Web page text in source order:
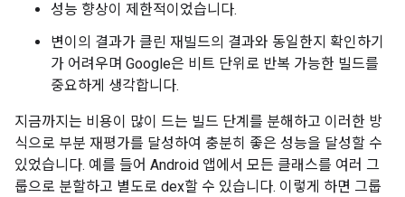
성능 향상이 제한적이었습니다.
변이의 결과가 클린 재빌드의 결과와 동일한지 확인하기
가 어려우며 Google은 비트 단위로 반복 가능한 빌드를
중요하게 생각합니다.
지금까지는 비용이 많이 드는 빌드 단계를 분해하고 이러한 방
식으로 부분 재평가를 달성하여 충분히 좋은 성능을 달성할 수
있었습니다. 예를 들어 Android 앱에서 모든 클래스를 여러 그
룹으로 분할하고 별도로 dex할 수 있습니다. 이렇게 하면 그룹